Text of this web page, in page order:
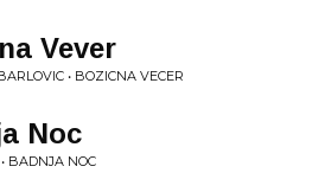
Vever
• BOZICNA VECER
Noc
BADNJA NOC